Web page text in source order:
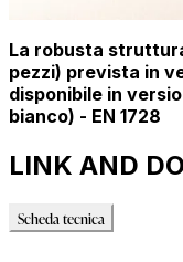
La robusta
pezzi) prevista in
disponibile in
bianco) - EN 1728
LINK AND
Scheda tecnica